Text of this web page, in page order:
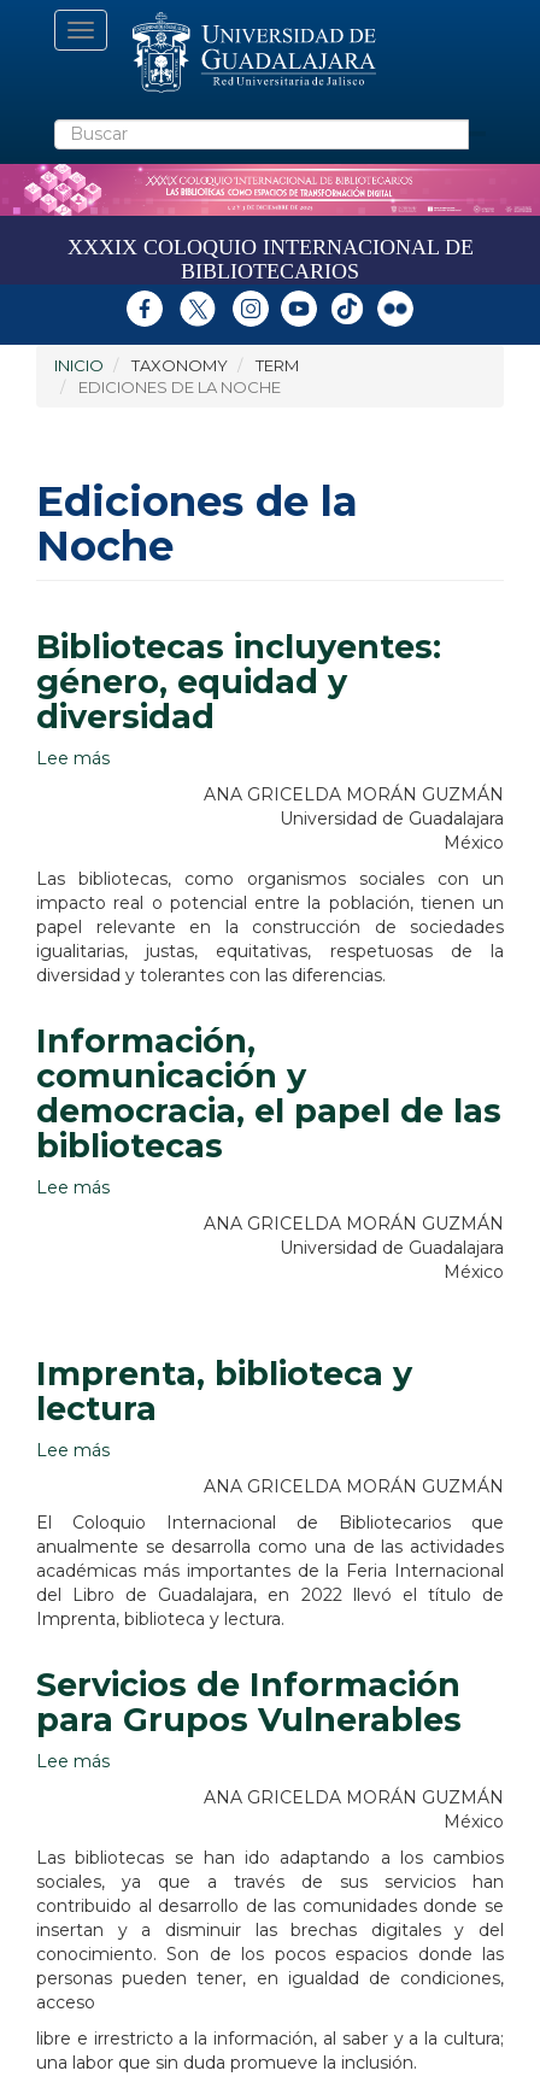
Toggle
navigation
Buscar
XXXIX COLOQUIO INTERNACIONAL DE
BIBLIOTECARIOS
INICIO TAXONOMY
TERM
EDICIONES DE LA NOCHE
Ediciones de la
Noche
Bibliotecas incluyentes:
género, equidad y
diversidad
Lee más
incluyentes:
y
diversidad
ANA GRICELDA MORÁN GUZMÁN
Universidad de Guadalajara
México
Las bibliotecas, como organismos sociales con un
impacto real o potencial entre la población, tienen un
papel relevante en la construcción de sociedades
igualitarias, justas, equitativas, respetuosas de la
diversidad y tolerantes con las diferencias.
Información,
comunicación y
democracia, el papel de las
bibliotecas
Lee más
Información,
comunicación
las
bibliotecas
ANA GRICELDA MORÁN GUZMÁN
Universidad de Guadalajara
México
Imprenta, biblioteca y
lectura
Lee más
y
lectura
ANA GRICELDA MORÁN GUZMÁN
El Coloquio Internacional de Bibliotecarios que
anualmente se desarrolla como una de las actividades
académicas más importantes de la Feria Internacional
del Libro de Guadalajara, en 2022 llevó el título de
Imprenta, biblioteca y lectura.
Servicios de Información
para Grupos Vulnerables
Lee más
para
Grupos
Vulnerables
ANA GRICELDA MORÁN GUZMÁN
México
Las bibliotecas se han ido adaptando a los cambios
sociales, ya que a través de sus servicios han
contribuido al desarrollo de las comunidades donde se
insertan y a disminuir las brechas digitales y del
conocimiento. Son de los pocos espacios donde las
personas pueden tener, en igualdad de condiciones,
acceso
libre e irrestricto a la información, al saber y a la cultura;
una labor que sin duda promueve la inclusión.